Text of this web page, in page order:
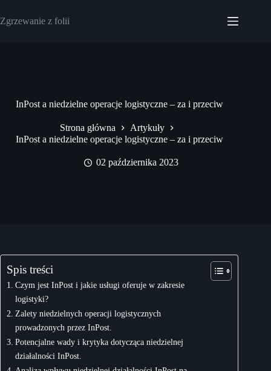
do
treści
Zgrzewanie z folii
InPost a niedzielne operacje logistyczne – za i przeciw
Strona główna
Artykuły
InPost a niedzielne operacje logistyczne – za i przeciw
02 października 2023
Spis treści
Czym jest InPost i jakie usługi oferuje w zakresie
logistyki?
Zalety niedzielnych operacji logistycznych
prowadzonych przez InPost.
Potencjalne wady i krytyka dotycząca niedzielnej
działalności InPost.